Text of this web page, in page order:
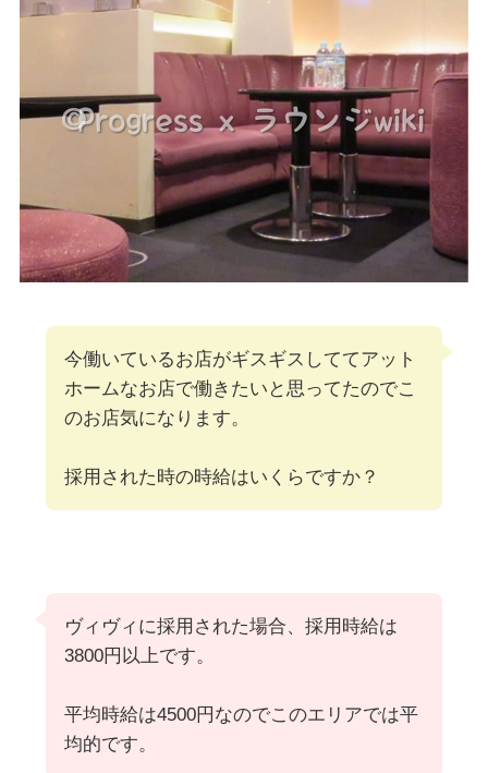
今働いているお店がギスギスしててアット
ホームなお店で働きたいと思ってたのでこ
のお店気になります。
採用された時の時給はいくらですか？
ヴィヴィに採用された場合、採用時給は
3800円以上です。
平均時給は4500円なのでこのエリアでは平
均的です。